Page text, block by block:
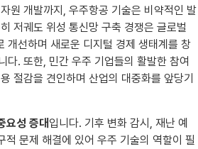
원 개발까지, 우주항공 기술은 비약적인 발
저궤도 위성 통신망 구축 경쟁은 글로벌
개선하며 새로운 디지털 경제 생태계를 창
다. 또한, 민간 우주 기업들의 활발한 참여
절감을 견인하며 산업의 대중화를 앞당기
요성 증대입니다. 기후 변화 감시, 재난 예
적 문제 해결에 있어 우주 기술의 역할이 필